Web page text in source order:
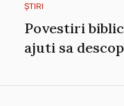
ȘTIRI
Povestiri
ajuti sa